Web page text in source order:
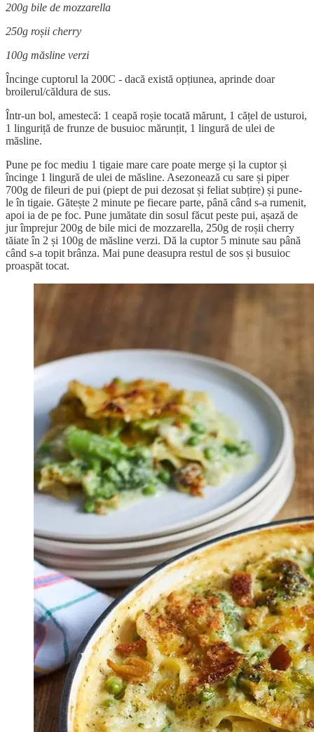
200g bile de mozzarella
250g roșii cherry
100g măsline verzi
Încinge cuptorul la 200C - dacă există opțiunea, aprinde doar
broilerul/căldura de sus.
Într-un bol, amestecă: 1 ceapă roșie tocată mărunt, 1 cățel de usturoi,
1 linguriță de frunze de busuioc mărunțit, 1 lingură de ulei de
măsline.
Pune pe foc mediu 1 tigaie mare care poate merge și la cuptor și
încinge 1 lingură de ulei de măsline. Asezonează cu sare și piper
700g de fileuri de pui (piept de pui dezosat și feliat subțire) și pune-
le în tigaie. Gătește 2 minute pe fiecare parte, până când s-a rumenit,
apoi ia de pe foc. Pune jumătate din sosul făcut peste pui, așază de
jur împrejur 200g de bile mici de mozzarella, 250g de roșii cherry
tăiate în 2 și 100g de măsline verzi. Dă la cuptor 5 minute sau până
când s-a topit brânza. Mai pune deasupra restul de sos și busuioc
proaspăt tocat.